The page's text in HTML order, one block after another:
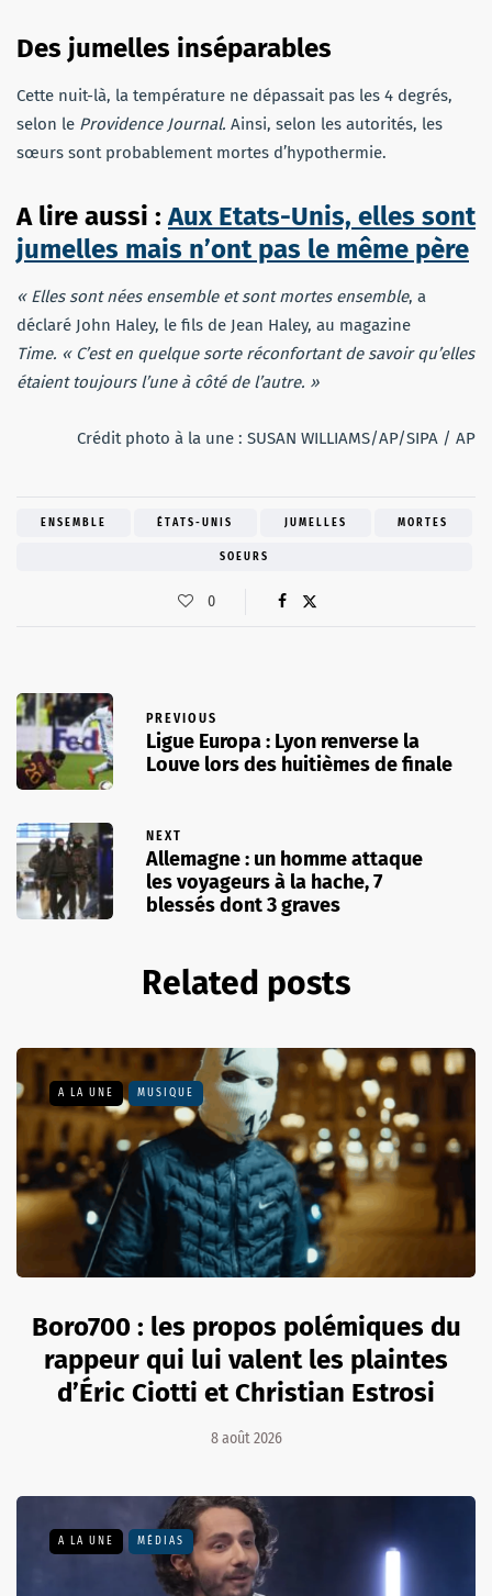
Des jumelles inséparables
Cette nuit-là, la température ne dépassait pas les 4 degrés,
selon le Providence Journal. Ainsi, selon les autorités, les
sœurs sont probablement mortes d’hypothermie.
A lire aussi :Aux Etats-Unis, elles sont
jumelles mais n’ont pas le même père
« Elles sont nées ensemble et sont mortes ensemble, a
déclaré John Haley, le fils de Jean Haley, au magazine
Time. « C’est en quelque sorte réconfortant de savoir qu’elles
étaient toujours l’une à côté de l’autre. »
Crédit photo à la une : SUSAN WILLIAMS/AP/SIPA / AP
ENSEMBLE ÉTATS-UNIS JUMELLES MORTES
SOEURS
0
PREVIOUS
Ligue Europa : Lyon renverse la
Louve lors des huitièmes de finale
NEXT
Allemagne : un homme attaque
les voyageurs à la hache, 7
blessés dont 3 graves
Related posts
A LA UNE MUSIQUE
Boro700 : les propos polémiques du
rappeur qui lui valent les plaintes
d’Éric Ciotti et Christian Estrosi
8 août 2026
A LA UNE MÉDIAS